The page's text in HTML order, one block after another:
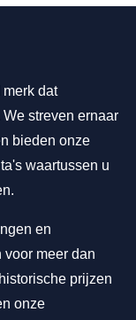
dat
streven ernaar
bieden onze
waartussen u
en
meer dan
prijzen
onze